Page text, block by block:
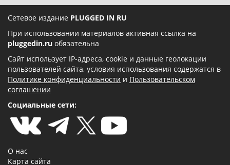
Сетевое издание PLUGGED IN RU
При использовании материалов активная ссылка на
pluggedin.ru обязательна
Сайт использует IP-адреса, cookie и данные геолокации
пользователей сайта, условия использования содержатся в
Политике конфиденциальности и Пользовательском
соглашении
Социальные сети:
О нас
Карта сайта